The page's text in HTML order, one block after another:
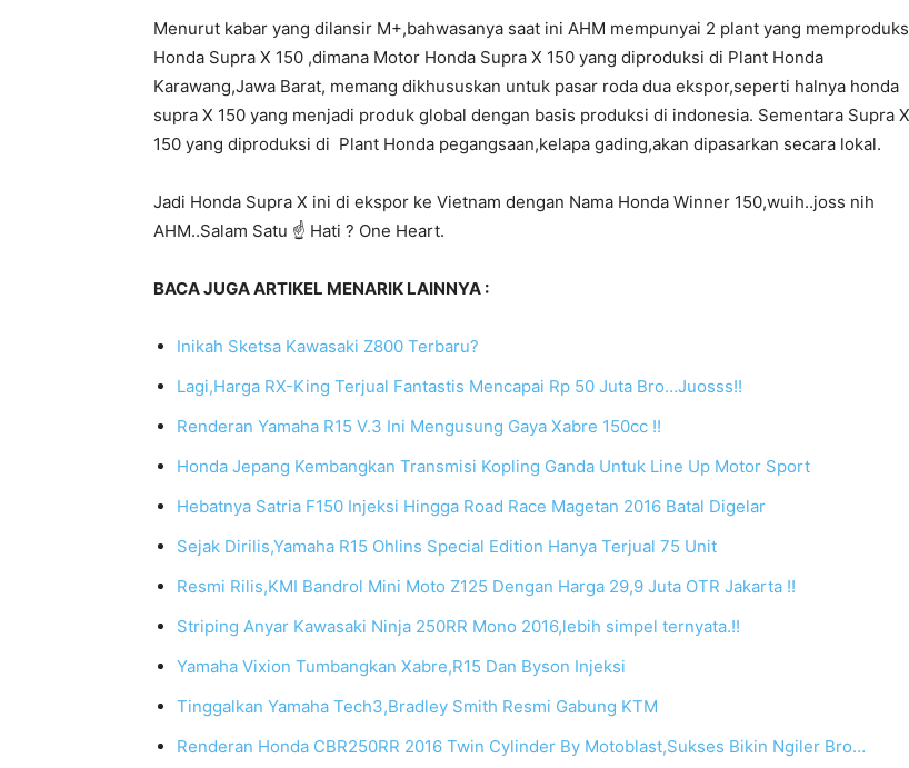
Menurut kabar yang dilansir M+,bahwasanya saat ini AHM mempunyai 2 plant yang
Honda Supra X 150 ,dimana Motor Honda Supra X 150 yang diproduksi di Plant Honda
Karawang,Jawa Barat, memang dikhususkan untuk pasar roda dua ekspor,seperti halnya honda
supra X 150 yang menjadi produk global dengan basis produksi di indonesia. Sementara Supra X
150 yang diproduksi di Plant Honda pegangsaan,kelapa gading,akan dipasarkan secara lokal.
Jadi Honda Supra X ini di ekspor ke Vietnam dengan Nama Honda Winner 150,wuih..joss nih
AHM..Salam Satu ☝ Hati ? One Heart.
BACA JUGA ARTIKEL MENARIK LAINNYA :
Inikah Sketsa Kawasaki Z800 Terbaru?
Lagi,Harga RX-King Terjual Fantastis Mencapai Rp 50 Juta Bro…Juosss!!
Renderan Yamaha R15 V.3 Ini Mengusung Gaya Xabre 150cc !!
Honda Jepang Kembangkan Transmisi Kopling Ganda Untuk Line Up Motor Sport
Hebatnya Satria F150 Injeksi Hingga Road Race Magetan 2016 Batal Digelar
Sejak Dirilis,Yamaha R15 Ohlins Special Edition Hanya Terjual 75 Unit
Resmi Rilis,KMI Bandrol Mini Moto Z125 Dengan Harga 29,9 Juta OTR Jakarta !!
Striping Anyar Kawasaki Ninja 250RR Mono 2016,lebih simpel ternyata.!!
Yamaha Vixion Tumbangkan Xabre,R15 Dan Byson Injeksi
Tinggalkan Yamaha Tech3,Bradley Smith Resmi Gabung KTM
Renderan Honda CBR250RR 2016 Twin Cylinder By Motoblast,Sukses Bikin Ngiler Bro…